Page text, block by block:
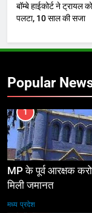
बॉम्बे हाईकोर्ट ने ट्रायल
पलटा, 10 साल की सजा
Popular
1
MP के पूर्व आरक्षक
मिली जमानत
मध्य प्रदेश